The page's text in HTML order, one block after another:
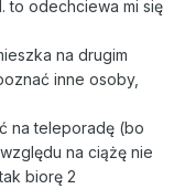
to odechciewa mi się
na drugim
inne osoby,
na teleporadę (bo
na ciążę nie
biorę 2